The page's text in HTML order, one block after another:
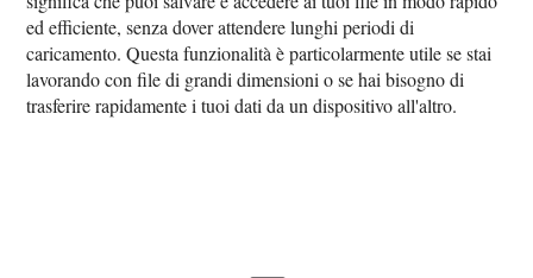
ed efficiente, senza dover attendere lunghi periodi di
caricamento. Questa funzionalità è particolarmente utile se stai
lavorando con file di grandi dimensioni o se hai bisogno di
trasferire rapidamente i tuoi dati da un dispositivo all'altro.